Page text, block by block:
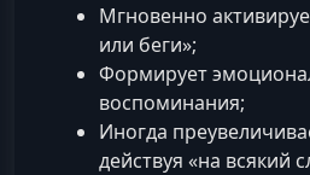
Мгновенно
или беги»;
Формирует
воспоминания;
Иногда
действуя «на всякий